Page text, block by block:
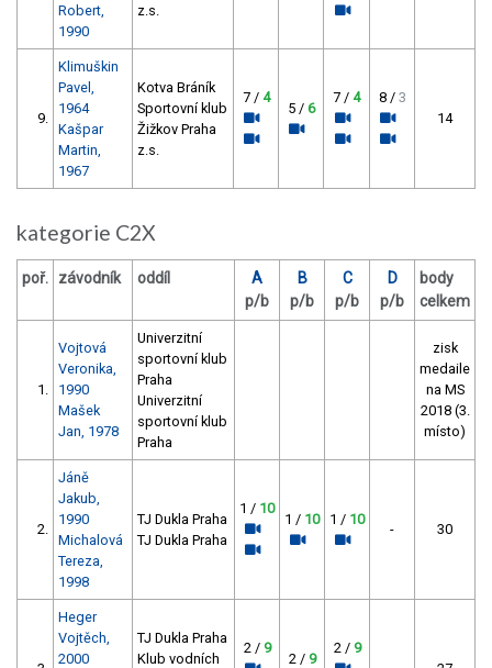
Robert,
1990
z.s.
9.
Klimuškin
Pavel,
1964
Kašpar
Martin,
1967
Kotva Bráník
Sportovní klub
Žižkov Praha
z.s.
7 / 4
5 / 6
7 / 4 8 / 3
14
kategorie C2X
poř. závodník oddíl
A
p/b
B
p/b
C
p/b
D
p/b
body
celkem
1.
Vojtová
Veronika,
1990
Mašek
Jan, 1978
Univerzitní
sportovní klub
Praha
Univerzitní
sportovní klub
Praha
zisk
medaile
na MS
2018 (3.
místo)
2.
Jáně
Jakub,
1990
Michalová
Tereza,
1998
TJ Dukla Praha
TJ Dukla Praha
1 / 10
1 / 10 1 / 10
- 30
Heger
Vojtěch,
2000
TJ Dukla Praha
Klub vodních
2 / 9
2 / 9
2 / 9